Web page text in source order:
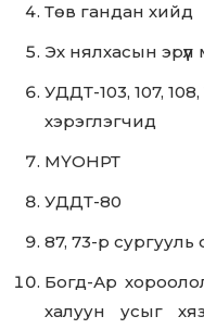
Төв гандан хийд
Эх нялхасын
УДДТ-103, 107, 108,
хэрэглэгчид
МҮОНРТ
УДДТ-80
87, 73-р
Богд-Ар
халуун усыг